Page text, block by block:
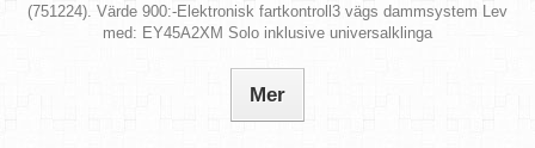
(751224). Värde 900:-Elektronisk fartkontroll3 vägs dammsystem Lev
med: EY45A2XM Solo inklusive universalklinga
Mer